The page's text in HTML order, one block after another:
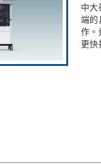
中
端的
作。
更快